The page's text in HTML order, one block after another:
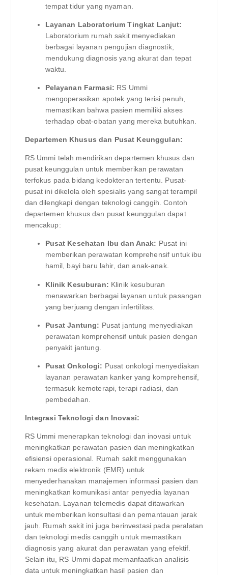
tempat tidur yang nyaman.
Layanan Laboratorium Tingkat Lanjut:
Laboratorium rumah sakit menyediakan
berbagai layanan pengujian diagnostik,
mendukung diagnosis yang akurat dan tepat
waktu.
Pelayanan Farmasi: RS Ummi
mengoperasikan apotek yang terisi penuh,
memastikan bahwa pasien memiliki akses
terhadap obat-obatan yang mereka butuhkan.
Departemen Khusus dan Pusat Keunggulan:
RS Ummi telah mendirikan departemen khusus dan
pusat keunggulan untuk memberikan perawatan
terfokus pada bidang kedokteran tertentu. Pusat-
pusat ini dikelola oleh spesialis yang sangat terampil
dan dilengkapi dengan teknologi canggih. Contoh
departemen khusus dan pusat keunggulan dapat
mencakup:
Pusat Kesehatan Ibu dan Anak: Pusat ini
memberikan perawatan komprehensif untuk ibu
hamil, bayi baru lahir, dan anak-anak.
Klinik Kesuburan: Klinik kesuburan
menawarkan berbagai layanan untuk pasangan
yang berjuang dengan infertilitas.
Pusat Jantung: Pusat jantung menyediakan
perawatan komprehensif untuk pasien dengan
penyakit jantung.
Pusat Onkologi: Pusat onkologi menyediakan
layanan perawatan kanker yang komprehensif,
termasuk kemoterapi, terapi radiasi, dan
pembedahan.
Integrasi Teknologi dan Inovasi:
RS Ummi menerapkan teknologi dan inovasi untuk
meningkatkan perawatan pasien dan meningkatkan
efisiensi operasional. Rumah sakit menggunakan
rekam medis elektronik (EMR) untuk
menyederhanakan manajemen informasi pasien dan
meningkatkan komunikasi antar penyedia layanan
kesehatan. Layanan telemedis dapat ditawarkan
untuk memberikan konsultasi dan pemantauan jarak
jauh. Rumah sakit ini juga berinvestasi pada peralatan
dan teknologi medis canggih untuk memastikan
diagnosis yang akurat dan perawatan yang efektif.
Selain itu, RS Ummi dapat memanfaatkan analisis
data untuk meningkatkan hasil pasien dan